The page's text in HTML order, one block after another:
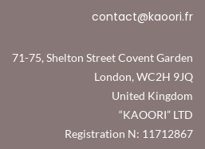
contact@kaoori.fr
71-75, Shelton Street Covent Garden
London, WC2H 9JQ
United Kingdom
“KAOORI” LTD
Registration N: 11712867